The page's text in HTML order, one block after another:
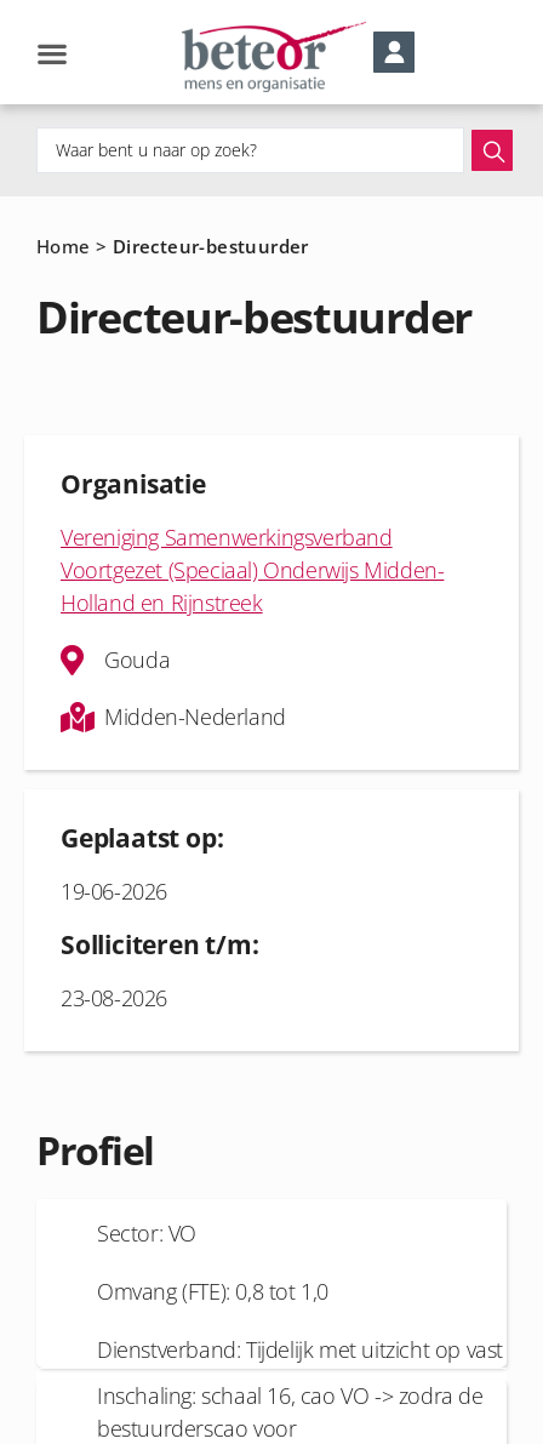
Home > Directeur-bestuurder
Directeur-bestuurder
Organisatie
Vereniging Samenwerkingsverband
Voortgezet (Speciaal) Onderwijs Midden-
Holland en Rijnstreek
Gouda
Midden-Nederland
Geplaatst op:
19-06-2026
Solliciteren t/m:
23-08-2026
Profiel
Sector: VO
Omvang (FTE): 0,8 tot 1,0
Dienstverband: Tijdelijk met uitzicht op vast
Inschaling: schaal 16, cao VO -> zodra de
bestuurderscao voor